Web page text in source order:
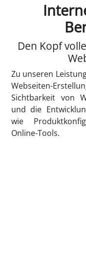
Den Kopf
Zu unseren
Webseiten-
Sichtbarkeit von
und die
wie
Online-Tools.